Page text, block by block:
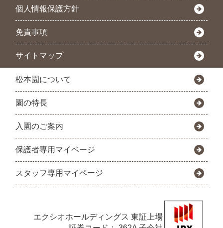
個人情報保護方針
免責事項
サイトマップ
松本園について
園の特長
入園のご案内
保護者専用マイページ
スタッフ専用マイページ
エクシオホールディングス 東証上場